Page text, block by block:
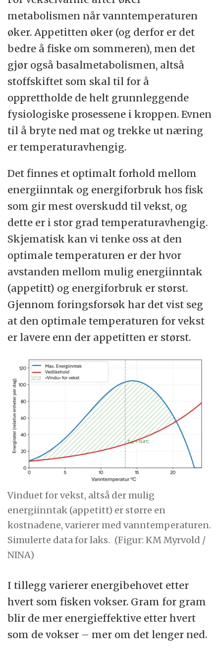
metabolismen når vanntemperaturen
øker. Appetitten øker (og derfor er det
bedre å fiske om sommeren), men det
gjør også basalmetabolismen, altså
stoffskiftet som skal til for å
opprettholde de helt grunnleggende
fysiologiske prosessene i kroppen. Evnen
til å bryte ned mat og trekke ut næring
er temperaturavhengig.
Det finnes et optimalt forhold mellom
energiinntak og energiforbruk hos fisk
som gir mest overskudd til vekst, og
dette er i stor grad temperaturavhengig.
Skjematisk kan vi tenke oss at den
optimale temperaturen er der hvor
avstanden mellom mulig energiinntak
(appetitt) og energiforbruk er størst.
Gjennom foringsforsøk har det vist seg
at den optimale temperaturen for vekst
er lavere enn der appetitten er størst.
Vinduet for vekst, altså der mulig
energiinntak (appetitt) er større en
kostnadene, varierer med vanntemperaturen.
Simulerte data for laks. (Figur: KM Myrvold /
NINA)
I tillegg varierer energibehovet etter
hvert som fisken vokser. Gram for gram
blir de mer energieffektive etter hvert
som de vokser – mer om det lenger ned.